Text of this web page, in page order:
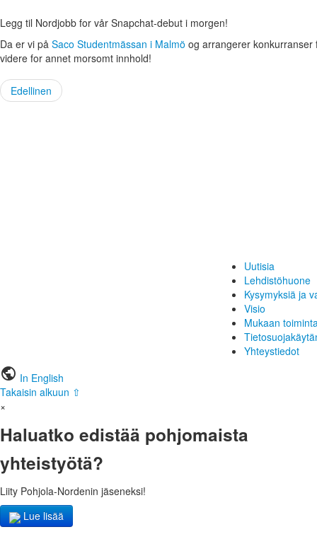
Legg til Nordjobb for vår Snapchat-debut i morgen!
Da er vi på Saco Studentmässan i Malmö og arrangerer
videre for annet morsomt innhold!
Edellinen
Uutisia
Lehdistöhuone
Kysymyksiä ja
Visio
Mukaan
Yhteystiedot
public In English
Takaisin alkuun ⇧
×
Haluatko edistää pohjomaista
yhteistyötä?
Liity Pohjola-Nordenin jäseneksi!
Lue lisää